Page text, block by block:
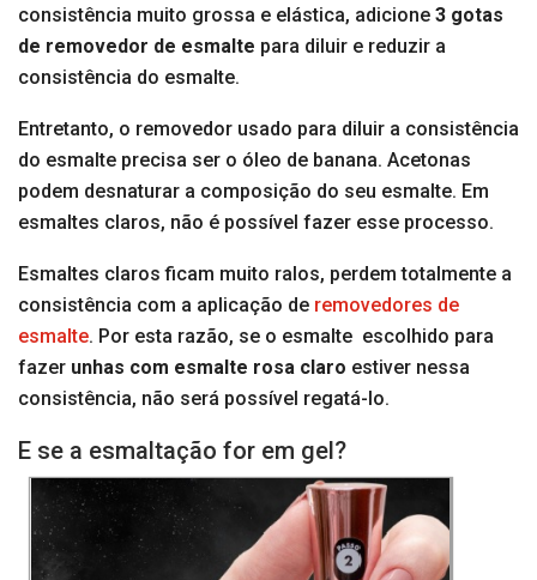
consistência muito grossa e elástica, adicione 3 gotas
de removedor de esmalte para diluir e reduzir a
consistência do esmalte.
Entretanto, o removedor usado para diluir a consistência
do esmalte precisa ser o óleo de banana. Acetonas
podem desnaturar a composição do seu esmalte. Em
esmaltes claros, não é possível fazer esse processo.
Esmaltes claros ficam muito ralos, perdem totalmente a
consistência com a aplicação de removedores de
esmalte. Por esta razão, se o esmalte escolhido para
fazer unhas com esmalte rosa claro estiver nessa
consistência, não será possível regatá-lo.
E se a esmaltação for em gel?